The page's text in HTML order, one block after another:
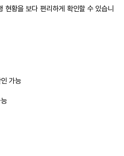
현황을 보다 편리하게 확인할 수 있습니
가능